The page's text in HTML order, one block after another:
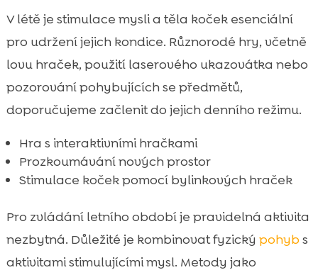
V létě je stimulace mysli a těla koček esenciální
pro udržení jejich kondice. Různorodé hry, včetně
lovu hraček, použití laserového ukazovátka nebo
pozorování pohybujících se předmětů,
doporučujeme začlenit do jejich denního režimu.
Hra s interaktivními hračkami
Prozkoumávání nových prostor
Stimulace koček pomocí bylinkových hraček
Pro zvládání letního období je pravidelná aktivita
nezbytná. Důležité je kombinovat fyzický pohybs
aktivitami stimulujícími mysl. Metody jako